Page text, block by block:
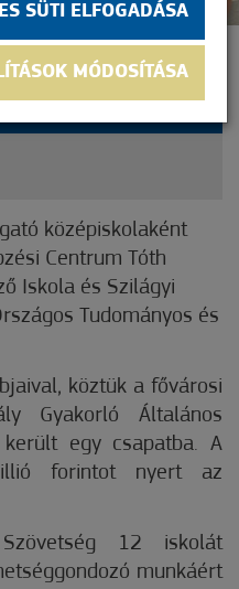
KAPOTT A
középiskolaként
Centrum Tóth
Iskola és Szilágyi
Tudományos és
köztük a fővárosi
Gyakorló Általános
egy csapatba. A
forintot nyert az
12 iskolát
munkáért
SÜTI ELFOGADÁSA
MÓDOSÍTÁSA